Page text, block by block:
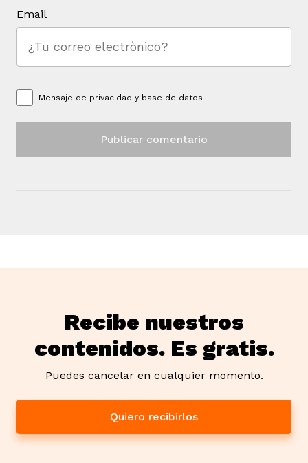
Email
Mensaje de privacidad y base de datos
Recibe nuestros
contenidos. Es gratis.
Puedes cancelar en cualquier momento.
Quiero recibirlos